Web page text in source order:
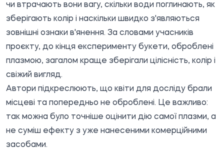
чи втрачають вони вагу, скільки води поглинають, як
зберігають колір і наскільки швидко з'являються
зовнішні ознаки в'янення. За словами учасників
проєкту, до кінця експерименту букети, оброблені
плазмою, загалом краще зберігали цілісність, колір і
свіжий вигляд.
Автори підкреслюють, що квіти для досліду брали
місцеві та попередньо не оброблені. Це важливо:
так можна було точніше оцінити дію самої плазми, а
не суміш ефекту з уже нанесеними комерційними
засобами.